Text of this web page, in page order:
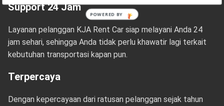
Support 24 Jam
Layanan pelanggan KJA Rent Car siap melayani Anda 24
jam sehari, sehingga Anda tidak perlu khawatir lagi terkait
kebutuhan transportasi kapan pun.
Terpercaya
Dengan kepercayaan dari ratusan pelanggan sejak tahun
POWERED BY